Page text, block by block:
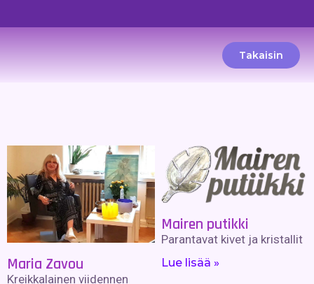
Takaisin
Maria Zavou
Kreikkalainen viidennen
Mairen putikki
Parantavat kivet ja kristallit
Lue lisää »